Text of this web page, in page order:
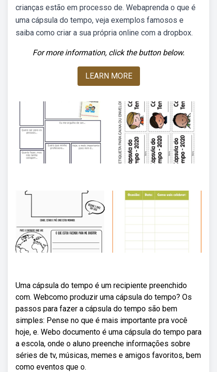
crianças estão em processo de. Webaprenda o que é
uma cápsula do tempo, veja exemplos famosos e
saiba como criar a sua própria online com a dropbox.
For more information, click the button below.
LEARN MORE
Uma cápsula do tempo é um recipiente preenchido
com. Webcomo produzir uma cápsula do tempo? Os
passos para fazer a cápsula do tempo são bem
simples: Pense no que é mais importante pra você
hoje, e. Webo documento é uma cápsula do tempo para
a escola, onde o aluno preenche informações sobre
séries de tv, músicas, memes e amigos favoritos, bem
como eventos que o.